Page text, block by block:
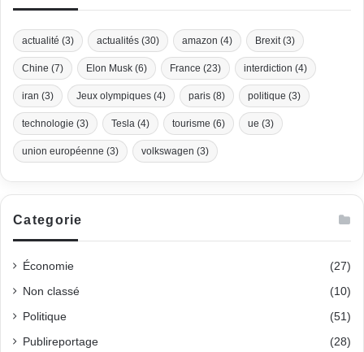
actualité (3) actualités (30) amazon (4) Brexit(3)
Chine (7) Elon Musk (6) France (23) interdiction (4)
iran (3) Jeux olympiques (4) paris (8) politique (3)
technologie (3) Tesla (4) tourisme (6) ue (3)
union européenne (3) volkswagen (3)
Categorie
Économie (27)
Non classé (10)
Politique (51)
Publireportage (28)